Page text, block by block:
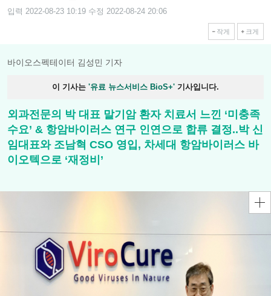
입력 2022-08-23 10:19 수정 2022-08-24 20:06
작게 크게
바이오스펙테이터 김성민 기자
이 기사는 '유료 뉴스서비스 BioS+' 기사입니다.
외과전문의 박 대표 말기암 환자 치료서 느낀 ‘미충족
수요’ & 항암바이러스 연구 인연으로 합류 결정..박 신
임대표와 조남혁 CSO 영입, 차세대 항암바이러스 바
이오텍으로 ‘재정비’